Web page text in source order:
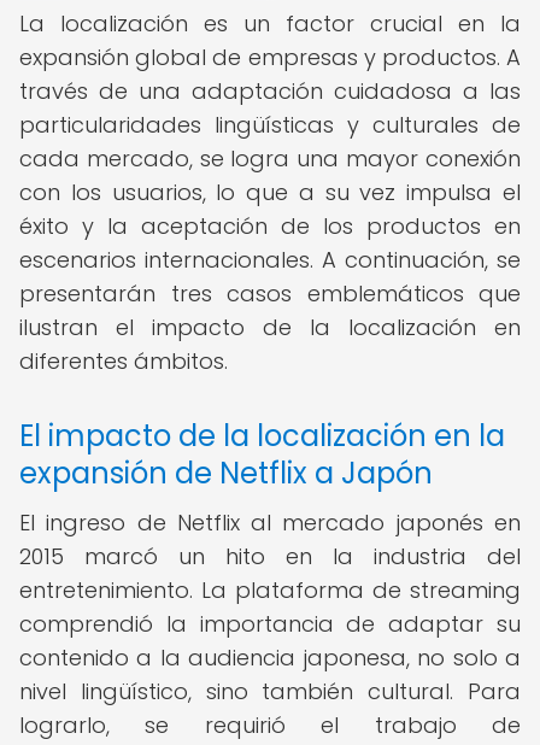
La localización es un factor crucial en la
expansión global de empresas y productos. A
través de una adaptación cuidadosa a las
particularidades lingüísticas y culturales de
cada mercado, se logra una mayor conexión
con los usuarios, lo que a su vez impulsa el
éxito y la aceptación de los productos en
escenarios internacionales. A continuación, se
presentarán tres casos emblemáticos que
ilustran el impacto de la localización en
diferentes ámbitos.
El impacto de la localización en la
expansión de Netflix a Japón
El ingreso de Netflix al mercado japonés en
2015 marcó un hito en la industria del
entretenimiento. La plataforma de streaming
comprendió la importancia de adaptar su
contenido a la audiencia japonesa, no solo a
nivel lingüístico, sino también cultural. Para
lograrlo, se requirió el trabajo de